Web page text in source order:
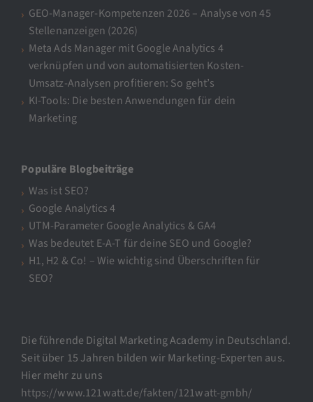
GEO-Manager-Kompetenzen 2026 – Analyse von 45
Stellenanzeigen (2026)
Meta Ads Manager mit Google Analytics 4
verknüpfen und von automatisierten Kosten-
Umsatz-Analysen profitieren: So geht’s
KI-Tools: Die besten Anwendungen für dein
Marketing
Populäre Blogbeiträge
Was ist SEO?
Google Analytics 4
UTM-Parameter Google Analytics & GA4
Was bedeutet E-A-T für deine SEO und Google?
H1, H2 & Co! – Wie wichtig sind Überschriften für
SEO?
Die führende Digital Marketing Academy in Deutschland.
Seit über 15 Jahren bilden wir Marketing-Experten aus.
Hier mehr zu uns
https://www.121watt.de/fakten/121watt-gmbh/